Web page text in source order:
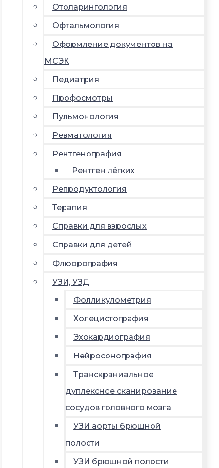
Отоларингология
Офтальмология
Оформление документов на
МСЭК
Педиатрия
Профосмотры
Пульмонология
Ревматология
Рентгенография
Рентген лёгких
Репродуктология
Терапия
Справки для взрослых
Справки для детей
Флюорография
УЗИ, УЗД
Фолликулометрия
Холецистография
Эхокардиография
Нейросонография
Транскраниальное
дуплексное сканирование
сосудов головного мозга
УЗИ аорты брюшной
полости
УЗИ брюшной полости